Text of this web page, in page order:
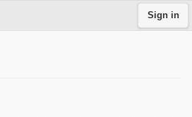
Sign in